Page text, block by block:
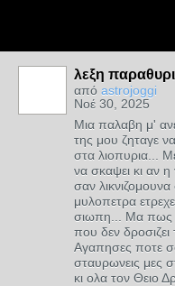
λεξη
από astrojoggi
Νοέ 30, 2025
Μια παλαβη μ'
της μου ζηταγε
στα λιοπυρια...
να σκαψει κι αν
σαν
μυλοπετρα
σιωπη... Μα πως
που δεν
Αγαπησες ποτε
σταυρωνεις μες
κι ολα τον Θειο